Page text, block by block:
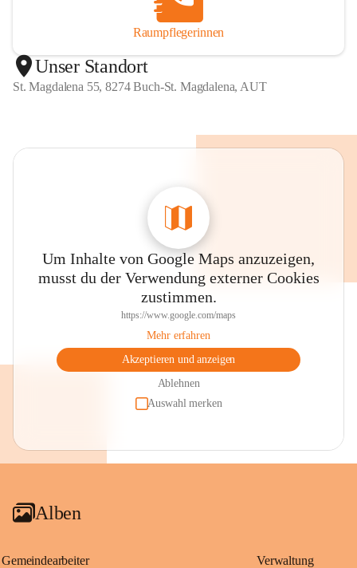
Raumpflegerinnen
Unser Standort
St. Magdalena 55, 8274 Buch-St. Magdalena, AUT
Um Inhalte von Google Maps anzuzeigen,
musst du der Verwendung externer Cookies
zustimmen.
https://www.google.com/maps
Mehr erfahren
Akzeptieren und anzeigen
Ablehnen
Auswahl merken
Alben
Gemeindearbeiter Verwaltung